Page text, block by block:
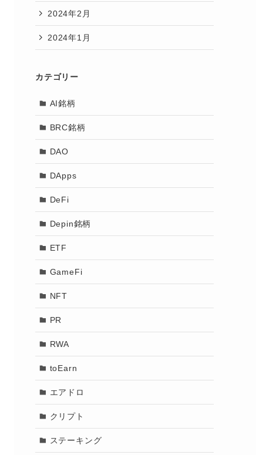
2024年2月
2024年1月
カテゴリー
AI銘柄
BRC銘柄
DAO
DApps
DeFi
Depin銘柄
ETF
GameFi
NFT
PR
RWA
toEarn
エアドロ
クリプト
ステーキング